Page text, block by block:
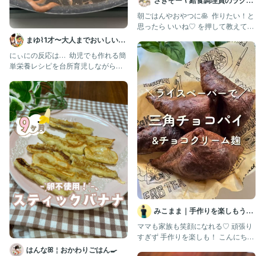
まゆ⌇1才〜大人までおいしい偏
食改善レシピ ｜ 幼児食
にぃにの反応は… ⁡ 幼児でも作れる簡
単栄養レシピを台所育児しながら紹
はんなꕤ︎︎￤おかわりごはん🍳
ま幼児食
朝ごはんやおやつに🥞 ⁡ 作りたい！と
思ったら いいね♡ を押して教えてく
みこまま｜手作りを楽しもう♡
麹とゆる無添加レシピ
ママも家族も笑顔になれる♡ 頑張り
すぎず 手作りを楽しも！ こんにちは